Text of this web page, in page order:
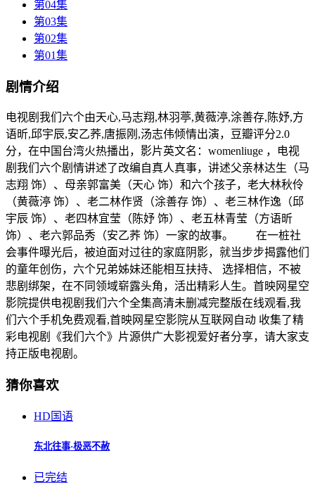
第04集
第03集
第02集
第01集
剧情介绍
电视剧我们六个由天心,马志翔,林羽葶,黄薇渟,涂善存,陈妤,方
语昕,邱宇辰,安乙荞,唐振刚,汤志伟倾情出演，豆瓣评分2.0
分，在中国台湾火热播出，影片英文名：womenliuge ，电视
剧我们六个剧情讲述了改编自真人真事，讲述父亲林达生（马
志翔 饰）、母亲郭富美（天心 饰）和六个孩子，老大林秋伶
（黄薇渟 饰）、老二林作贤（涂善存 饰）、老三林作逸（邱
宇辰 饰）、老四林宜莹（陈妤 饰）、老五林青莹（方语昕
饰）、老六郭品秀（安乙荞 饰）一家的故事。 在一桩社
会事件曝光后，被迫面对过往的家庭阴影，就当步步揭露他们
的童年创伤，六个兄弟姊妹还能相互扶持、 选择相信，不被
悲剧绑架，在不同领域崭露头角，活出精彩人生。首映网星空
影院提供电视剧我们六个全集高清未删减完整版在线观看,我
们六个手机免费观看,首映网星空影院从互联网自动 收集了精
彩电视剧《我们六个》片源供广大影视爱好者分享，请大家支
持正版电视剧。
猜你喜欢
HD国语
东北往事·极恶不赦
已完结